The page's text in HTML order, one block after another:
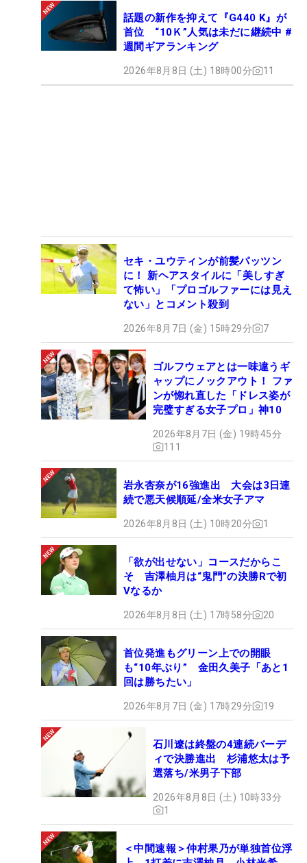
話題の新作を抑えて『G440 K』が
首位 “10Ｋ”人気は未だに継続中 #
週間ギアランキング
2026年8月8日 (土) 18時00分 11
セキ・ユウティンが前髪パッツン
に！ 新ヘアスタイルに「美しすぎ
て怖い」「プロゴルファーには見え
ない」とコメント殺到
2026年8月7日 (金) 15時29分 7
ゴルフウェアとは一味違うギ
ャップにノックアウト！ ファ
ンが惚れ直した「ドレス姿が
完璧すぎる女子プロ」神10
2026年8月7日 (金) 19時45分
111
岩永杏奈が16強進出 大会は3日連
続で悪天候順延/全米女子アマ
2026年8月8日 (土) 10時20分 1
「欲が出せない」コースだからこ
そ 吉澤柚月は“鬼門”の決勝Rで初
Vなるか
2026年8月8日 (土) 17時58分 20
首位発進もグリーン上での開眼
も“10年ぶり” 金田久美子「あと1
回は勝ちたい」
2026年8月7日 (金) 17時29分 19
石川遼は終盤の4連続バーデ
ィで決勝進出 杉浦悠太は予
選落ち/米男子下部
2026年8月8日 (土) 10時33分
1
＜中間速報＞仲村果乃が単独首位浮